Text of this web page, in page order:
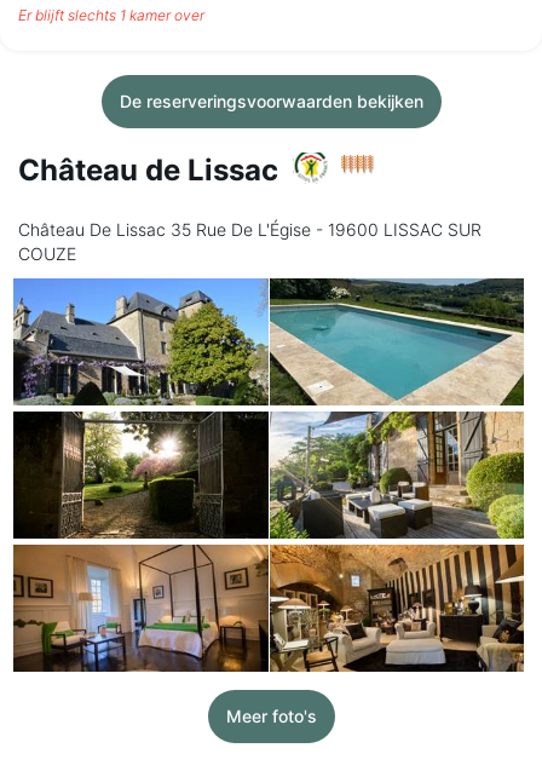
Er blijft slechts 1 kamer over
De reserveringsvoorwaarden bekijken
Château de Lissac
Château De Lissac 35 Rue De L'Égise - 19600 LISSAC SUR
COUZE
Meer foto's